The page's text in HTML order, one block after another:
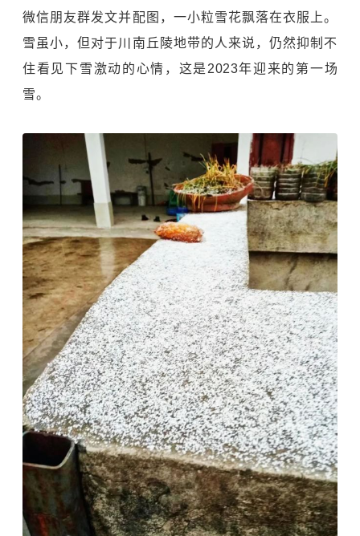
微信朋友群发文并配图，一小粒雪花飘落在衣服上。
雪虽小，但对于川南丘陵地带的人来说，仍然抑制不
住看见下雪激动的心情，这是2023年迎来的第一场
雪。